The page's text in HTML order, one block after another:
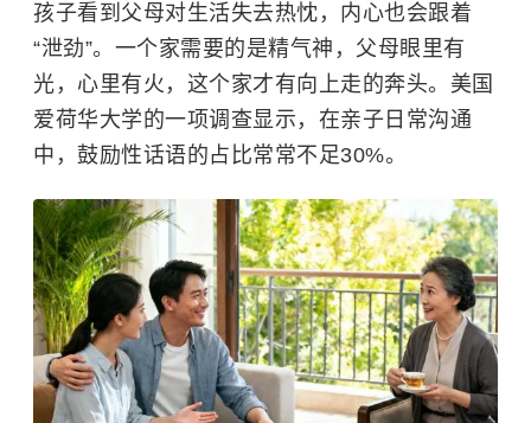
孩子看到父母对生活失去热忱，内心也会跟着
“泄劲”。一个家需要的是精气神，父母眼里有
光，心里有火，这个家才有向上走的奔头。美国
爱荷华大学的一项调查显示，在亲子日常沟通
中，鼓励性话语的占比常常不足30%。